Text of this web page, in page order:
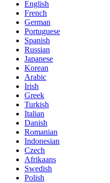
English
French
German
Portuguese
Spanish
Russian
Japanese
Korean
Arabic
Irish
Greek
Turkish
Italian
Danish
Romanian
Indonesian
Czech
Afrikaans
Swedish
Polish